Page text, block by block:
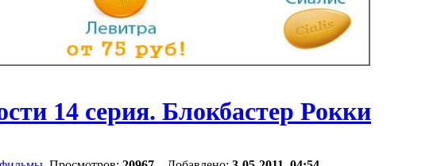
14 серия. Блокбастер Рокки